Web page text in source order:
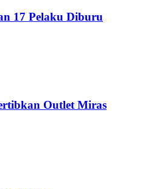
17 Pelaku Diburu
Outlet Miras